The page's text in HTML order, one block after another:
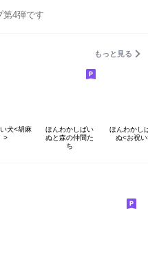
第4弾です
もっと見る
犬<胡麻
>
ほんわかしばい
ぬと森の仲間た
ち
ほんわかし
ぬ<お祝